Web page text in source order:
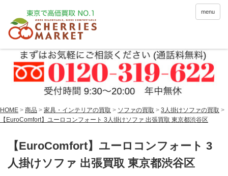
menu
HOME > 商品 > 家具・インテリアの買取 > ソファの買取 > 3人掛けソファの買取 >
【EuroComfort】ユーロコンフォート 3人掛けソファ 出張買取 東京都渋谷区
【EuroComfort】ユーロコンフォート 3
人掛けソファ 出張買取 東京都渋谷区